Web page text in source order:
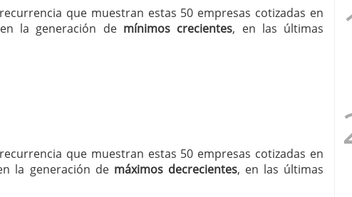
que muestran estas 50 empresas cotizadas en
en la generación de mínimos crecientes, en las últimas
que muestran estas 50 empresas cotizadas en
la generación de máximos decrecientes, en las últimas